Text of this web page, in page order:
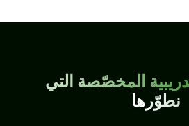
المخصّصة التي
نطوّرها